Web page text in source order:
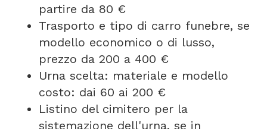
partire da 80 €
Trasporto e tipo di carro funebre, se
modello economico o di lusso,
prezzo da 200 a 400 €
Urna scelta: materiale e modello
costo: dai 60 ai 200 €
Listino del cimitero per la
sistemazione dell'urna, se in